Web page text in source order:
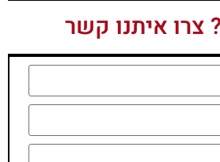
צרו איתנו קשר